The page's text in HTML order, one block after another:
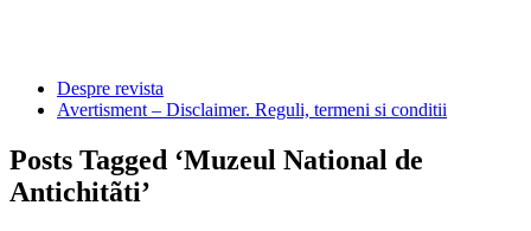
Despre revista
Avertisment – Disclaimer. Reguli, termeni si conditii
Posts Tagged ‘Muzeul National de
Antichitãti’